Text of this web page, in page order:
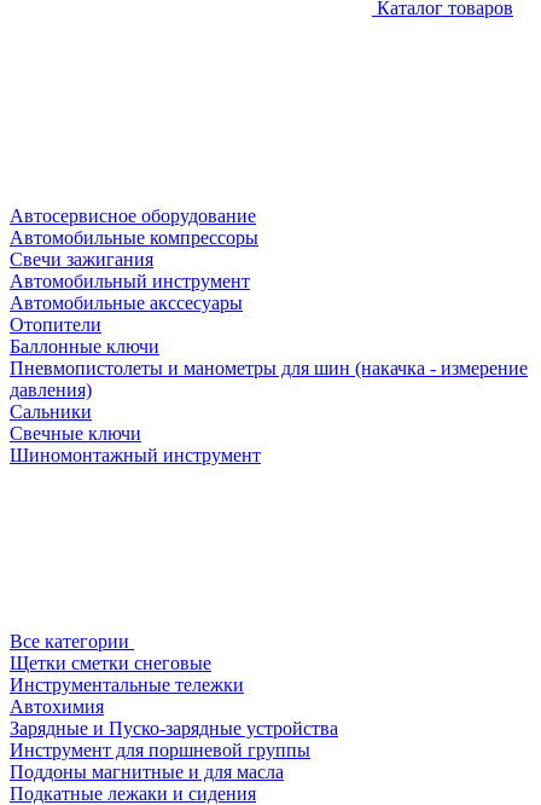
Каталог товаров
Автосервисное оборудование
Автомобильные компрессоры
Свечи зажигания
Автомобильный инструмент
Автомобильные акссесуары
Отопители
Баллонные ключи
Пневмопистолеты и манометры для шин (накачка - измерение
давления)
Сальники
Свечные ключи
Шиномонтажный инструмент
Все категории
Щетки сметки снеговые
Инструментальные тележки
Автохимия
Зарядные и Пуско-зарядные устройства
Инструмент для поршневой группы
Поддоны магнитные и для масла
Подкатные лежаки и сидения